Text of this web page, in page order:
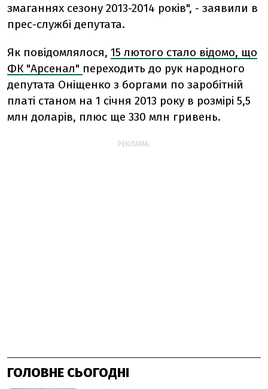
змаганнях сезону 2013-2014 років", - заявили в
прес-службі депутата.
Як повідомлялося, 15 лютого стало відомо, що
ФК "Арсенал" переходить до рук народного
депутата Оніщенко з боргами по заробітній
платі станом на 1 січня 2013 року в розмірі 5,5
млн доларів, плюс ще 330 млн гривень.
РЕКЛАМА:
ГОЛОВНЕ СЬОГОДНІ